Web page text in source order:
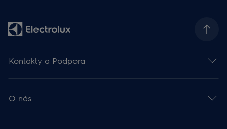
Kontakty a Podpora
O nás